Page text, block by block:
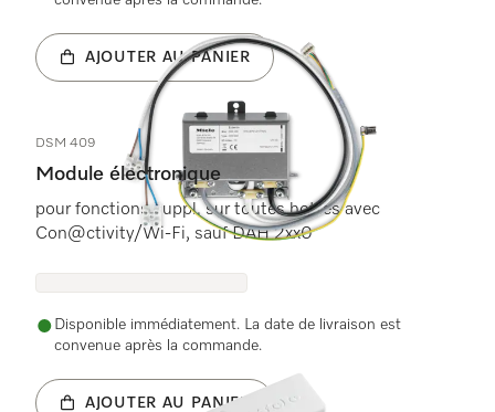
AJOUTER AU PANIER
DSM 409
Module électronique
pour fonctions suppl. sur toutes hottes avec
Con@ctivity/Wi-Fi, sauf DAH 2xx0
Disponible immédiatement. La date de livraison est
convenue après la commande.
AJOUTER AU PANIER